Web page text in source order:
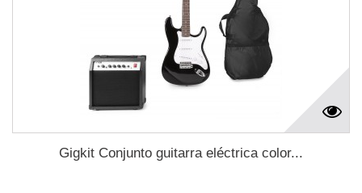
Gigkit Conjunto guitarra eléctrica color...